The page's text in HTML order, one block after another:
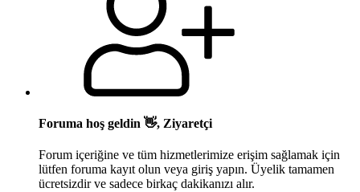
Foruma hoş geldin 👋, Ziyaretçi
Forum içeriğine ve tüm hizmetlerimize erişim sağlamak için
lütfen foruma kayıt olun veya giriş yapın. Üyelik tamamen
ücretsizdir ve sadece birkaç dakikanızı alır.